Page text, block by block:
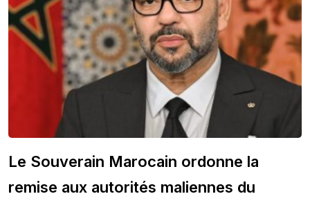
Le Souverain Marocain ordonne la
remise aux autorités maliennes du